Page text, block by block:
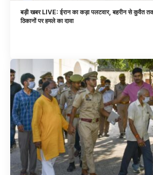
बड़ी खबर LIVE: ईरान का कड़ा पलटवार, बहरीन से कुवैत
ठिकानों पर हमले का दावा